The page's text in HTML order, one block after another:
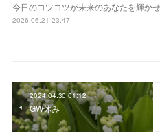
今日のコツコツが未来のあなたを輝かせ
2026.06.21 23:47
2024.04.30 01:12
GW休み